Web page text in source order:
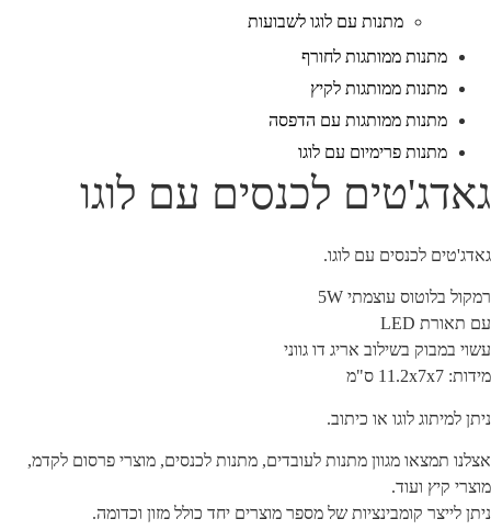
מתנות עם לוגו לשבועות
מתנות ממותגות לחורף
מתנות ממותגות לקיץ
מתנות ממותגות עם הדפסה
מתנות פרימיום עם לוגו
גאדג'טים לכנסים עם לוגו
גאדג'טים לכנסים עם לוגו.
רמקול בלוטוס עוצמתי 5W
עם תאורת LED
עשוי במבוק בשילוב אריג דו גווני
מידות: 11.2x7x7 ס"מ
ניתן למיתוג לוגו או כיתוב.
אצלנו תמצאו מגוון מתנות לעובדים, מתנות לכנסים, מוצרי פרסום לקדמ,
מוצרי קיץ ועוד.
ניתן לייצר קומבינציות של מספר מוצרים יחד כולל מזון וכדומה.